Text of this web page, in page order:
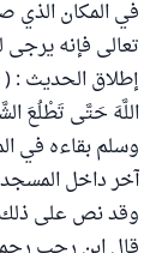
في المكان الذي
تعالى فإنه
إطلاق الحديث :
اللَّهَ حَتَّى تَطْلُعَ
وسلم بقاءه في
آخر داخل
وقد نص على